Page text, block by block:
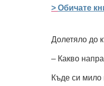
> Обичате
Долетяло до
– Какво
Къде си мило